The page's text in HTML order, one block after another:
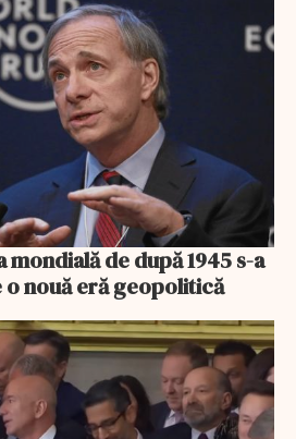
de după 1945 s-a
nouă eră geopolitică